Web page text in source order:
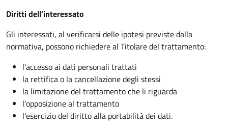
Diritti dell'interessato
Gli interessati, al verificarsi delle ipotesi previste dalla
normativa, possono richiedere al Titolare del trattamento:
l'accesso ai dati personali trattati
la rettifica o la cancellazione degli stessi
la limitazione del trattamento che li riguarda
l'opposizione al trattamento
l'esercizio del diritto alla portabilità dei dati.